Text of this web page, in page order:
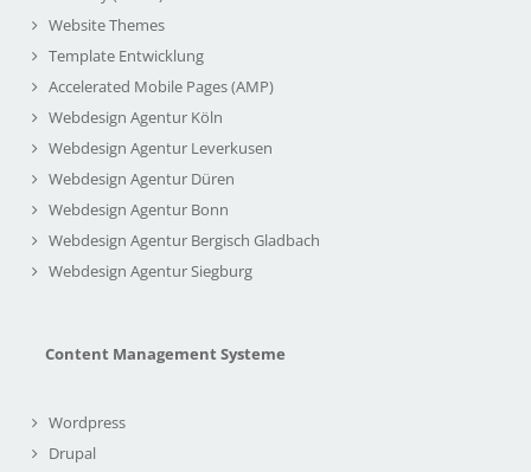
Website Themes
Template Entwicklung
Accelerated Mobile Pages (AMP)
Webdesign Agentur Köln
Webdesign Agentur Leverkusen
Webdesign Agentur Düren
Webdesign Agentur Bonn
Webdesign Agentur Bergisch Gladbach
Webdesign Agentur Siegburg
Content Management Systeme
Wordpress
Drupal